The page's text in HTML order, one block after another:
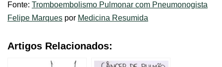
Fonte: Tromboembolismo Pulmonar com Pneumonogista
Felipe Marques por Medicina Resumida
Artigos Relacionados: